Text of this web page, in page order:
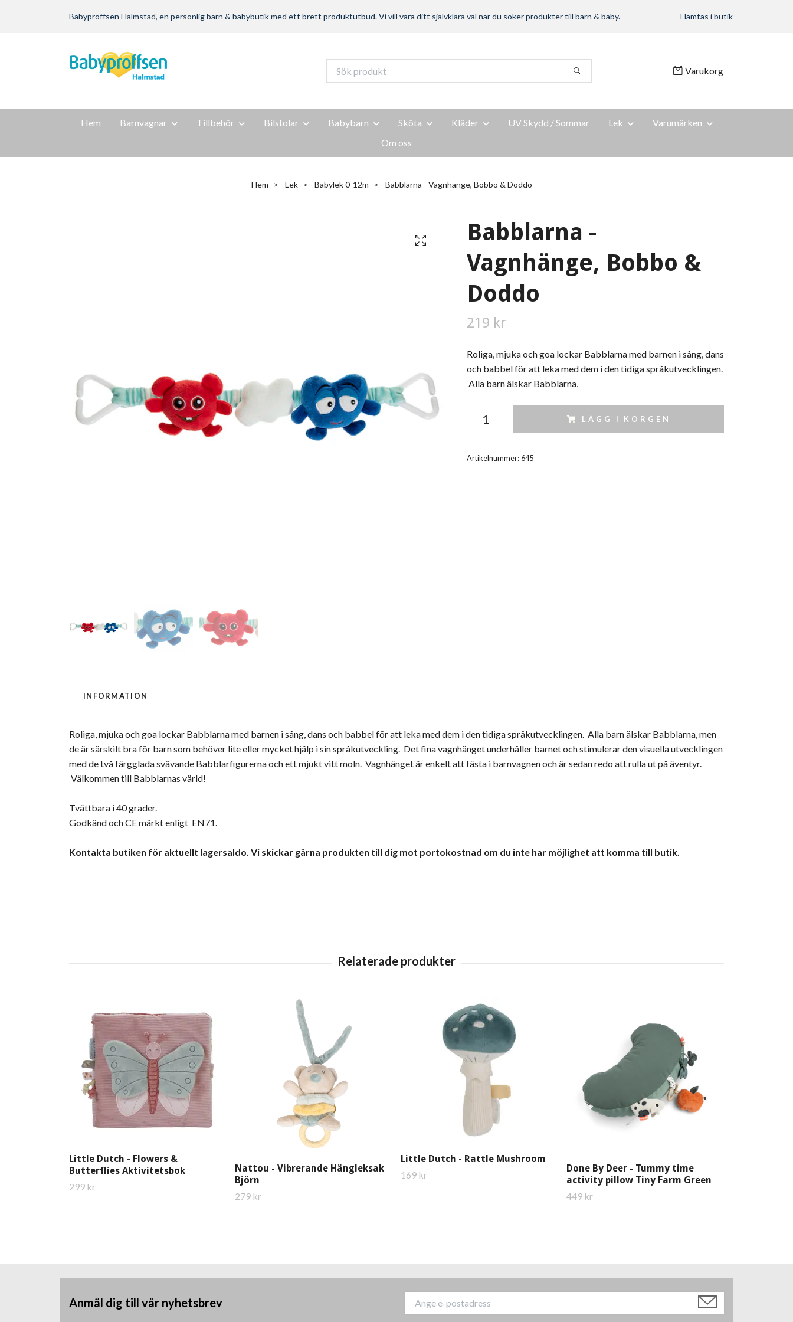
Babyproffsen Halmstad, en personlig barn & babybutik med ett brett produktutbud. Vi vill vara ditt självklara val när du söker produkter till barn & baby. Hämtas i butik
Varukorg
Hem Barnvagnar Tillbehör Bilstolar Babybarn Sköta Kläder UV Skydd / Sommar Lek
Varumärken
Om oss
Hem Lek Babylek 0-12m Babblarna - Vagnhänge, Bobbo & Doddo
Babblarna -
Vagnhänge, Bobbo &
Doddo
219 kr
Roliga, mjuka och goa lockar Babblarna med barnen i sång, dans
och babbel för att leka med dem i den tidiga språkutvecklingen.
Alla barn älskar Babblarna,
LÄGG I KORGEN
Artikelnummer:645
INFORMATION
Roliga, mjuka och goa lockar Babblarna med barnen i sång, dans och babbel för att leka med dem i den tidiga språkutvecklingen. Alla barn älskar Babblarna, men
de är särskilt bra för barn som behöver lite eller mycket hjälp i sin språkutveckling. Det fina vagnhänget underhåller barnet och stimulerar den visuella utvecklingen
med de två färgglada svävande Babblarfigurerna och ett mjukt vitt moln. Vagnhänget är enkelt att fästa i barnvagnen och är sedan redo att rulla ut på äventyr.
Välkommen till Babblarnas värld!
Tvättbara i 40 grader.
Godkänd och CE märkt enligt EN71.
Kontakta butiken för aktuellt lagersaldo. Vi skickar gärna produkten till dig mot portokostnad om du inte har möjlighet att komma till butik.
Little Dutch - Flowers &
Butterflies Aktivitetsbok
299 kr
Nattou - Vibrerande Hängleksak
Björn
279 kr
Little Dutch - Rattle Mushroom
169 kr
Done By Deer - Tummy time
activity pillow Tiny Farm Green
449 kr
Anmäl dig till vår nyhetsbrev